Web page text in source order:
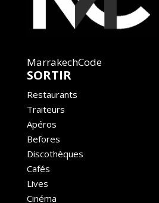
MarrakechCode
SORTIR
Restaurants
Traiteurs
Apéros
Befores
Discothèques
Cafés
Lives
Cinéma